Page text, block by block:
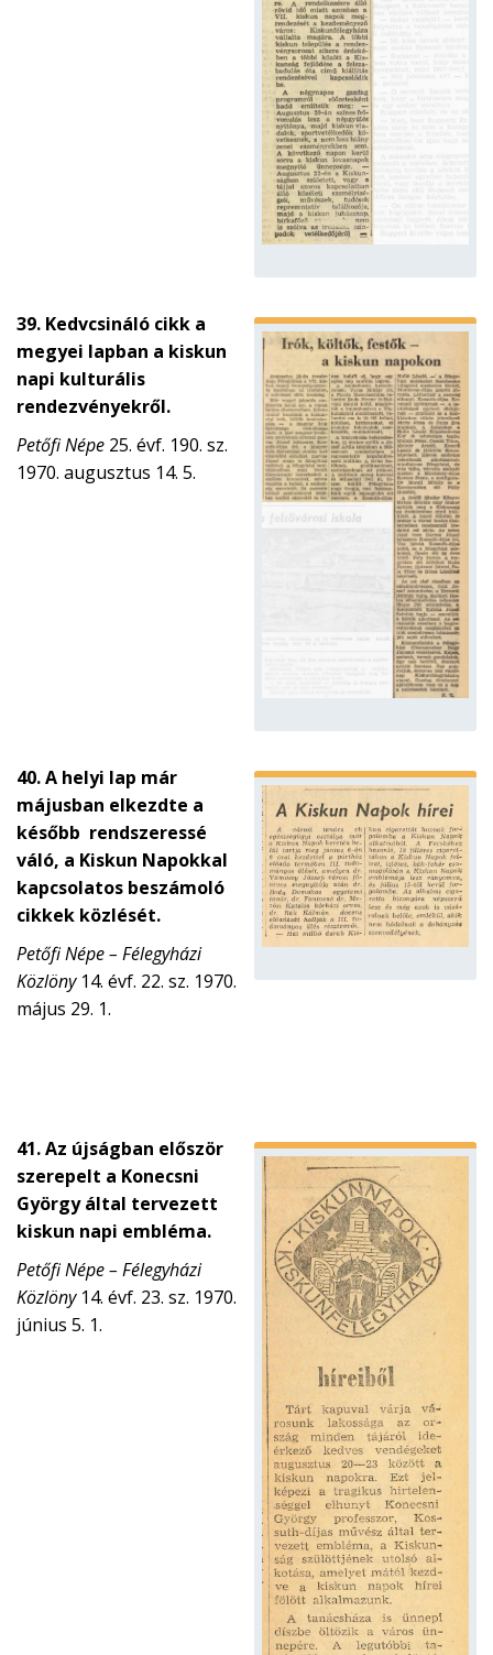
39. Kedvcsináló cikk a
megyei lapban a kiskun
napi kulturális
rendezvényekről.
Petőfi Népe 25. évf. 190. sz.
1970. augusztus 14. 5.
40. A helyi lap már
májusban elkezdte a
később rendszeressé
váló, a Kiskun Napokkal
kapcsolatos beszámoló
cikkek közlését.
Petőfi Népe – Félegyházi
Közlöny14. évf. 22. sz. 1970.
május 29. 1.
41. Az újságban először
szerepelt a Konecsni
György által tervezett
kiskun napi embléma.
Petőfi Népe – Félegyházi
Közlöny 14. évf. 23. sz. 1970.
június 5. 1.